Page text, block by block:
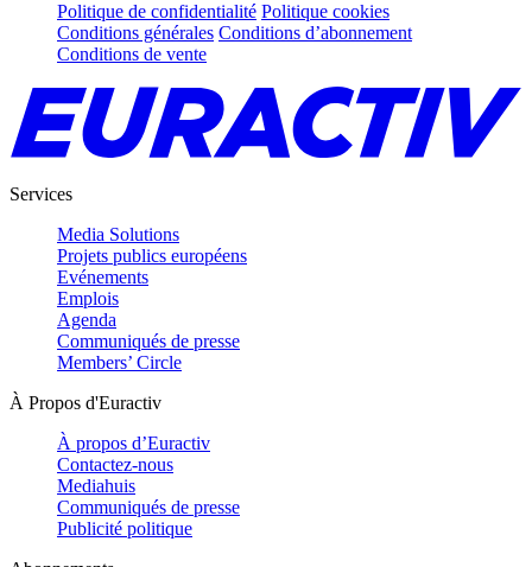
Politique de confidentialité Politique cookies
Conditions générales Conditions d’abonnement
Conditions de vente
Services
Media Solutions
Projets publics européens
Evénements
Emplois
Agenda
Communiqués de presse
Members’ Circle
À Propos d'Euractiv
À propos d’Euractiv
Contactez-nous
Mediahuis
Communiqués de presse
Publicité politique